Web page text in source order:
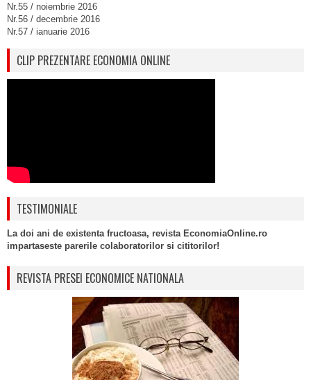
Nr.55 / noiembrie 2016
Nr.56 / decembrie 2016
Nr.57 / ianuarie 2016
CLIP PREZENTARE ECONOMIA ONLINE
TESTIMONIALE
La doi ani de existenta fructoasa, revista EconomiaOnline.ro
impartaseste parerile colaboratorilor si cititorilor!
REVISTA PRESEI ECONOMICE NATIONALA